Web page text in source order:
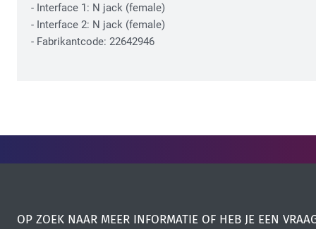
- Interface 1: N jack (female)
- Interface 2: N jack (female)
- Fabrikantcode: 22642946
OP ZOEK NAAR MEER INFORMATIE OF HEB JE EEN